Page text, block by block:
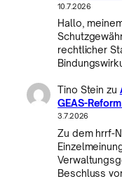
10.7.2026
Hallo,
rechtlicher
Tino Stein zu
GEAS-
3.7.2026
Zu dem hrrf-
Beschluss